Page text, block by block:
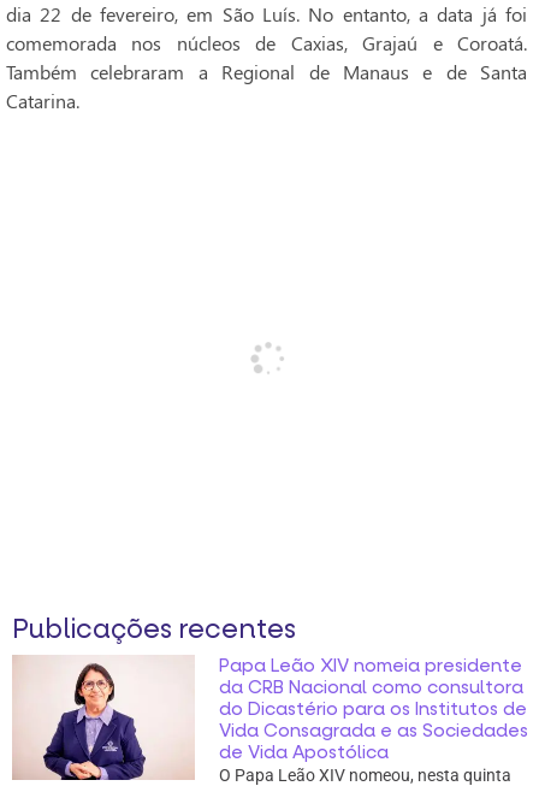
dia 22 de fevereiro, em São Luís. No entanto, a data já foi
comemorada nos núcleos de Caxias, Grajaú e Coroatá.
Também celebraram a Regional de Manaus e de Santa
Catarina.
Publicações recentes
Papa Leão XIV nomeia presidente
da CRB Nacional como consultora
do Dicastério para os Institutos de
Vida Consagrada e as Sociedades
de Vida Apostólica
O Papa Leão XIV nomeou, nesta quinta